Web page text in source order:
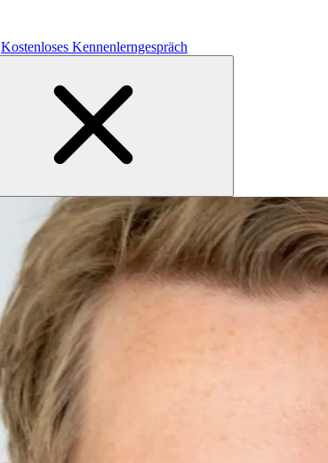
Kostenloses Kennenlerngespräch